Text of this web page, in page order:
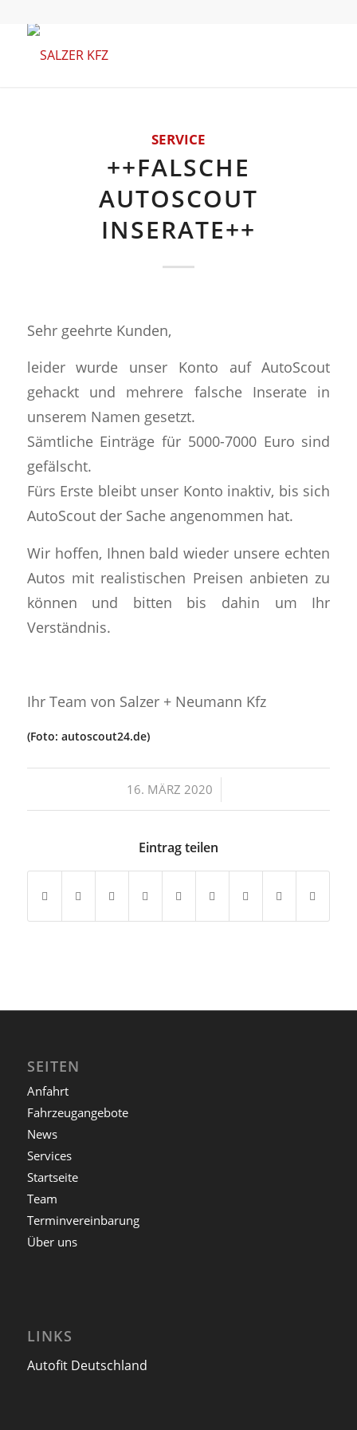
SERVICE
++FALSCHE
AUTOSCOUT
INSERATE++
Sehr geehrte Kunden,
leider wurde unser Konto auf AutoScout
gehackt und mehrere falsche Inserate in
unserem Namen gesetzt.
Sämtliche Einträge für 5000-7000 Euro sind
gefälscht.
Fürs Erste bleibt unser Konto inaktiv, bis sich
AutoScout der Sache angenommen hat.
Wir hoffen, Ihnen bald wieder unsere echten
Autos mit realistischen Preisen anbieten zu
können und bitten bis dahin um Ihr
Verständnis.
Ihr Team von Salzer + Neumann Kfz
(Foto: autoscout24.de)
16. MÄRZ 2020
/
Eintrag teilen
SEITEN
Anfahrt
Fahrzeugangebote
News
Services
Startseite
Team
Terminvereinbarung
Über uns
LINKS
Autofit Deutschland